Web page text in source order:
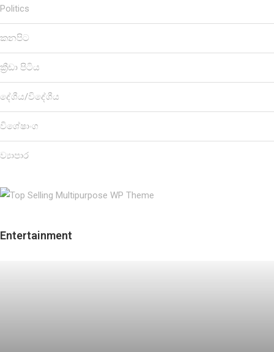
Politics
කනපිට
ක්‍රීඩා පිටිය
දේශීය/විදේශීය
විශේෂාංග
ව්‍යාපාර
Entertainment